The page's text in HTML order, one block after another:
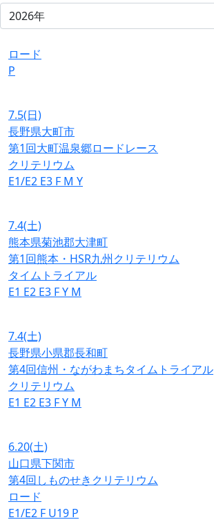
ロード
P
7.5(日)
長野県大町市
第1回大町温泉郷ロードレース
クリテリウム
E1/E2 E3 F M Y
7.4(土)
熊本県菊池郡大津町
第1回熊本・HSR九州クリテリウム
タイムトライアル
E1 E2 E3 FY M
7.4(土)
長野県小県郡長和町
第4回信州・ながわまちタイムトライアル
クリテリウム
E1 E2 E3 FY M
6.20(土)
山口県下関市
第4回しものせきクリテリウム
ロード
E1/E2 F U19 P